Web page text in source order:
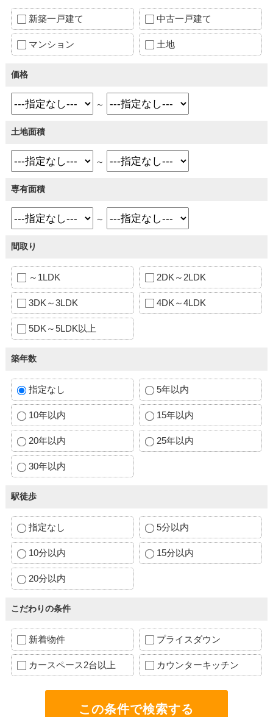
新築一戸建て 中古一戸建て
マンション 土地
価格
～
土地面積
～
専有面積
～
間取り
～1LDK 2DK～2LDK
3DK～3LDK 4DK～4LDK
5DK～5LDK以上
築年数
指定なし 5年以内
10年以内 15年以内
20年以内 25年以内
30年以内
駅徒歩
指定なし 5分以内
10分以内 15分以内
20分以内
こだわりの条件
新着物件 プライスダウン
カースペース2台以上 カウンターキッチン